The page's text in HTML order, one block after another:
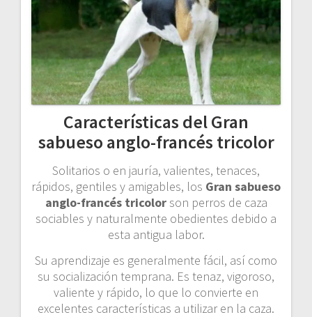
Características del Gran
sabueso anglo-francés tricolor
Solitarios o en jauría, valientes, tenaces,
rápidos, gentiles y amigables, los Gran sabueso
anglo-francés tricolorson perros de caza
sociables y naturalmente obedientes debido a
esta antigua labor.
Su aprendizaje es generalmente fácil, así como
su socialización temprana. Es tenaz, vigoroso,
valiente y rápido, lo que lo convierte en
excelentes características a utilizar en la caza.